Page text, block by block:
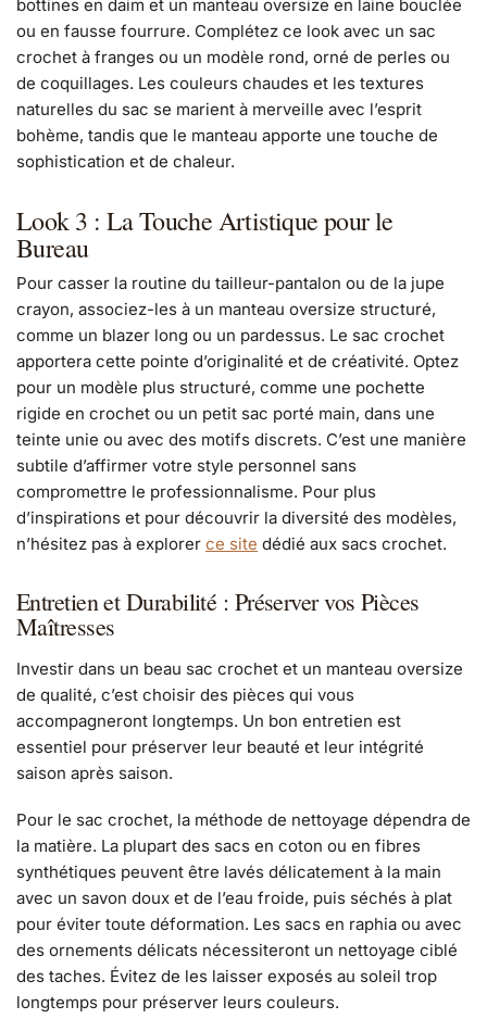
bottines en daim et un manteau oversize en laine bouclée
ou en fausse fourrure. Complétez ce look avec un sac
crochet à franges ou un modèle rond, orné de perles ou
de coquillages. Les couleurs chaudes et les textures
naturelles du sac se marient à merveille avec l’esprit
bohème, tandis que le manteau apporte une touche de
sophistication et de chaleur.
Look 3 : La Touche Artistique pour le
Bureau
Pour casser la routine du tailleur-pantalon ou de la jupe
crayon, associez-les à un manteau oversize structuré,
comme un blazer long ou un pardessus. Le sac crochet
apportera cette pointe d’originalité et de créativité. Optez
pour un modèle plus structuré, comme une pochette
rigide en crochet ou un petit sac porté main, dans une
teinte unie ou avec des motifs discrets. C’est une manière
subtile d’affirmer votre style personnel sans
compromettre le professionnalisme. Pour plus
d’inspirations et pour découvrir la diversité des modèles,
n’hésitez pas à explorer ce site dédié aux sacs crochet.
Entretien et Durabilité : Préserver vos Pièces
Maîtresses
Investir dans un beau sac crochet et un manteau oversize
de qualité, c’est choisir des pièces qui vous
accompagneront longtemps. Un bon entretien est
essentiel pour préserver leur beauté et leur intégrité
saison après saison.
Pour le sac crochet, la méthode de nettoyage dépendra de
la matière. La plupart des sacs en coton ou en fibres
synthétiques peuvent être lavés délicatement à la main
avec un savon doux et de l’eau froide, puis séchés à plat
pour éviter toute déformation. Les sacs en raphia ou avec
des ornements délicats nécessiteront un nettoyage ciblé
des taches. Évitez de les laisser exposés au soleil trop
longtemps pour préserver leurs couleurs.